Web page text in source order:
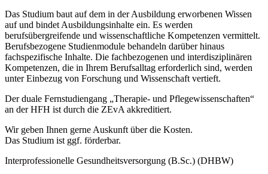
Das Studium baut auf dem in der Ausbildung erworbenen Wissen
auf und bindet Ausbildungsinhalte ein. Es werden
berufsübergreifende und wissenschaftliche Kompetenzen vermittelt.
Berufsbezogene Studienmodule behandeln darüber hinaus
fachspezifische Inhalte. Die fachbezogenen und interdisziplinären
Kompetenzen, die in Ihrem Berufsalltag erforderlich sind, werden
unter Einbezug von Forschung und Wissenschaft vertieft.
Der duale Fernstudiengang „Therapie- und Pflegewissenschaften“
an der HFH ist durch die ZEvA akkreditiert.
Wir geben Ihnen gerne Auskunft über die Kosten.
Das Studium ist ggf. förderbar.
Interprofessionelle Gesundheitsversorgung (B.Sc.) (DHBW)